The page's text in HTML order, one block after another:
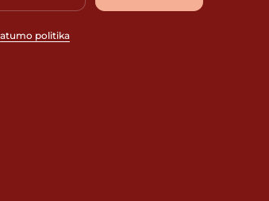
politika